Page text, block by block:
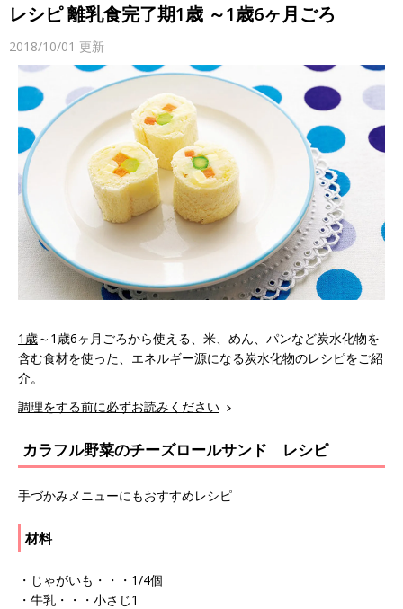
レシピ 離乳食完了期1歳 ～1歳6ヶ月ごろ
2018/10/01 更新
1歳～1歳6ヶ月ごろから使える、米、めん、パンなど炭水化物を
含む食材を使った、エネルギー源になる炭水化物のレシピをご紹
介。
調理をする前に必ずお読みください
カラフル野菜のチーズロールサンド レシピ
手づかみメニューにもおすすめレシピ
材料
・じゃがいも・・・1/4個
・牛乳・・・小さじ1